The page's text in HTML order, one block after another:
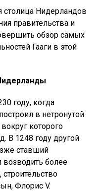
столица Нидерландов
правительства и
обзор самых
Гааги в этой
году, когда
в нетронутой
которого
В 1248 году другой
ставший
возводить более
Флорис V.